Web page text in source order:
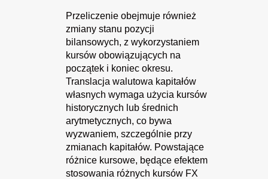
Przeliczenie obejmuje również
zmiany stanu pozycji
bilansowych, z wykorzystaniem
kursów obowiązujących na
początek i koniec okresu.
Translacja walutowa kapitałów
własnych wymaga użycia kursów
historycznych lub średnich
arytmetycznych, co bywa
wyzwaniem, szczególnie przy
zmianach kapitałów. Powstające
różnice kursowe, będące efektem
stosowania różnych kursów FX